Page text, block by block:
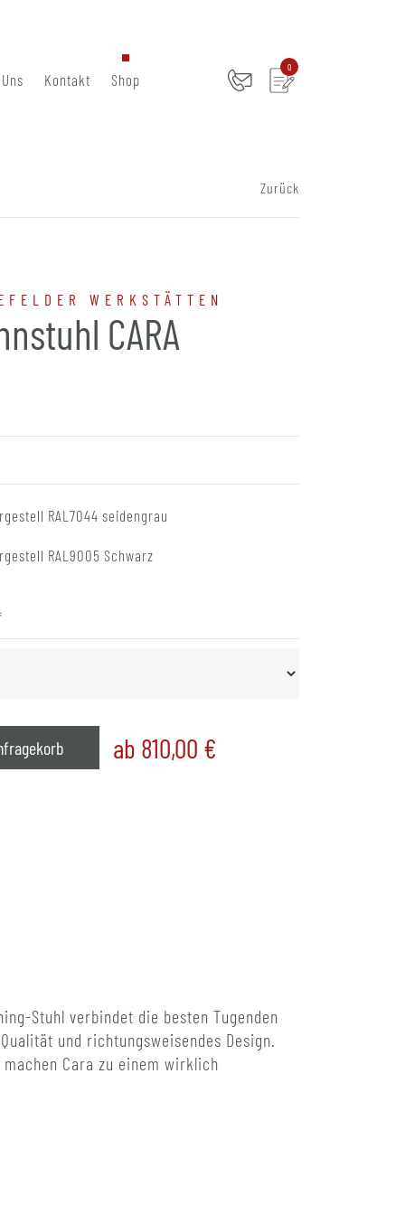
Kontakt Shop
0
Zurück
WERKSTÄTTEN
CARA
RAL7044 seidengrau
RAL9005 Schwarz
ab 810,00 €
Stuhl verbindet die besten Tugenden
und richtungsweisendes Design.
Cara zu einem wirklich